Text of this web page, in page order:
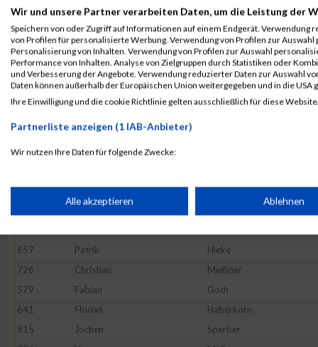
626
Dominic Trebes
806
Sylvia Schwendner
761
Dario Pranteda
817
Lisa Lerzer
690
Peter Kraus
599
Marina
741
Mahidy-Barid
611
Bianca Eder
657
Patrik Hieke
726
Christian Meißner
579
Fabian Goth
641
Florian Haberkorn
815
Jochen Sperber
Wir und unsere Partner verarbeiten Daten, um die Leistung der
Speichern von oder Zugriff auf Informationen auf einem Endgerät. Verwendung
von Profilen für personalisierte Werbung. Verwendung von Profilen zur
Personalisierung von Inhalten. Verwendung von Profilen zur Auswahl
Performance von Inhalten. Analyse von Zielgruppen durch Statistiken oder
und Verbesserung der Angebote. Verwendung reduzierter Daten zur Auswahl
Daten können außerhalb der Europäischen Union weitergegeben und in die USA
Ihre Einwilligung und die cookie Richtlinie gelten ausschließlich für diese
Partnerliste anzeigen (1 IAB-Anbieter)
Wir nutzen Ihre Daten für folgende Zwecke:
Speichern von oder Zugriff auf Informationen auf einem
Erstellung von Profilen für personalisierte Werbung
Verwendung von Profilen zur Auswahl personalisierter Werbung
Alle akzeptieren Ablehnen